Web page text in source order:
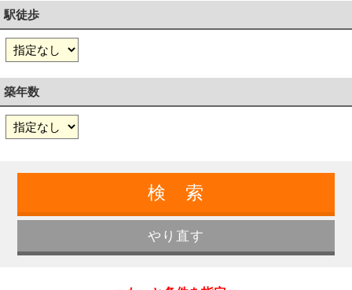
駅徒歩
築年数